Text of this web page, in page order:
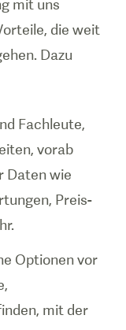
mit uns
die weit
Dazu
Fachleute,
vorab
Daten wie
Preis-
Optionen vor
mit der